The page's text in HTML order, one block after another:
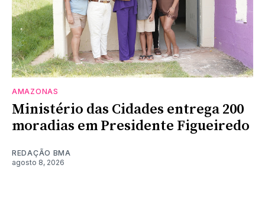
AMAZONAS
Ministério das Cidades entrega 200
moradias em Presidente Figueiredo
REDAÇÃO BMA
agosto 8, 2026